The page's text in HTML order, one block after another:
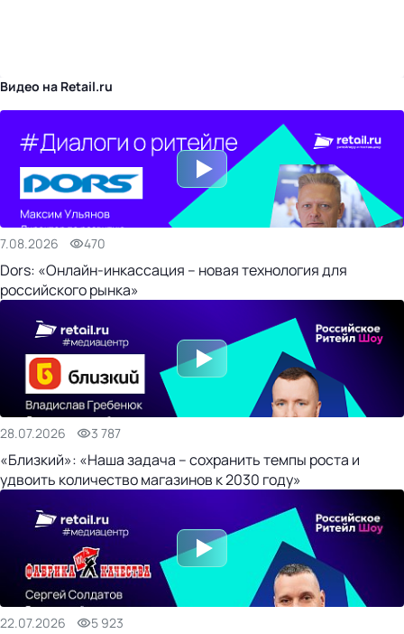
Видео на Retail.ru
7.08.2026 470
Dors: «Онлайн-инкассация – новая технология для
российского рынка»
28.07.2026 3 787
«Близкий»: «Наша задача – сохранить темпы роста и
удвоить количество магазинов к 2030 году»
22.07.2026 5 923